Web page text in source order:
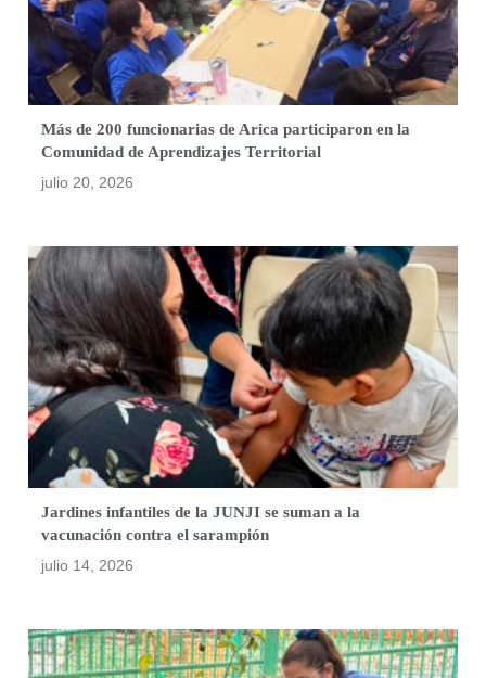
Más de 200 funcionarias de Arica participaron en la
Comunidad de Aprendizajes Territorial
julio 20, 2026
Jardines infantiles de la JUNJI se suman a la
vacunación contra el sarampión
julio 14, 2026